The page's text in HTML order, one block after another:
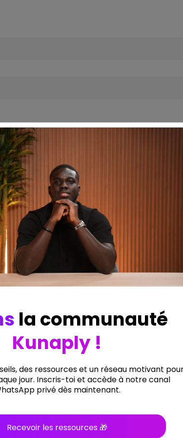
Se connecter
Liens Utiles
À propos
Menus
À propos
Temoignages